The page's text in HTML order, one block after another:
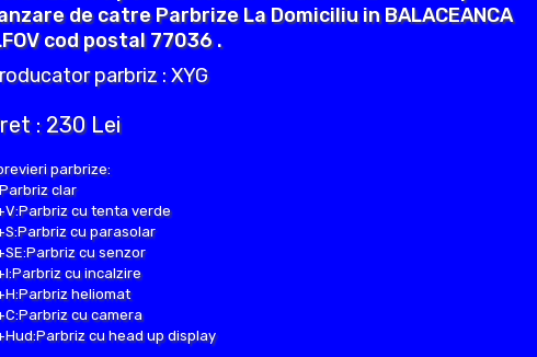
de catre Parbrize La Domiciliu in BALACEANCA
cod postal 77036 .
parbriz : XYG
: 230 Lei
parbrize:
clar
cu tenta verde
cu parasolar
cu senzor
cu incalzire
heliomat
cu camera
cu head up display